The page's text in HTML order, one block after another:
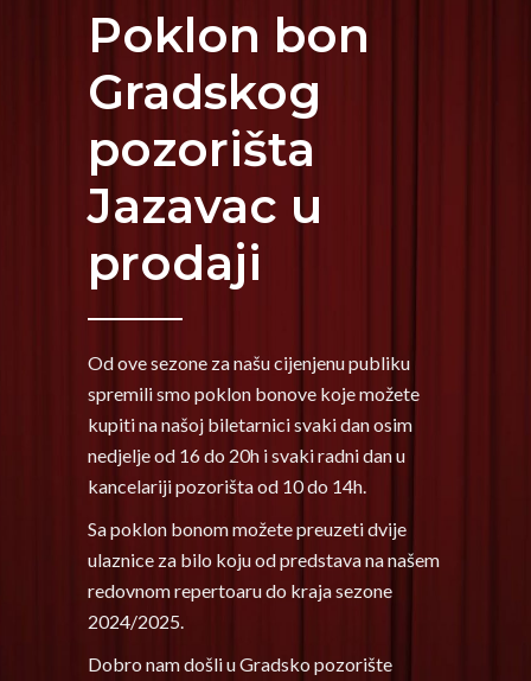
Poklon bon
Gradskog
pozorišta
Jazavac u
prodaji
Od ove sezone za našu cijenjenu publiku
spremili smo poklon bonove koje možete
kupiti na našoj biletarnici svaki dan osim
nedjelje od 16 do 20h i svaki radni dan u
kancelariji pozorišta od 10 do 14h.
Sa poklon bonom možete preuzeti dvije
ulaznice za bilo koju od predstava na našem
redovnom repertoaru do kraja sezone
2024/2025.
Dobro nam došli u Gradsko pozorište